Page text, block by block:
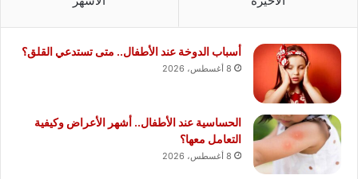
أسباب الدوخة عند الأطفال.. متى تستدعي القلق؟
8 أغسطس، 2026
الحساسية عند الأطفال.. أشهر الأعراض وكيفية
التعامل معها؟
8 أغسطس، 2026